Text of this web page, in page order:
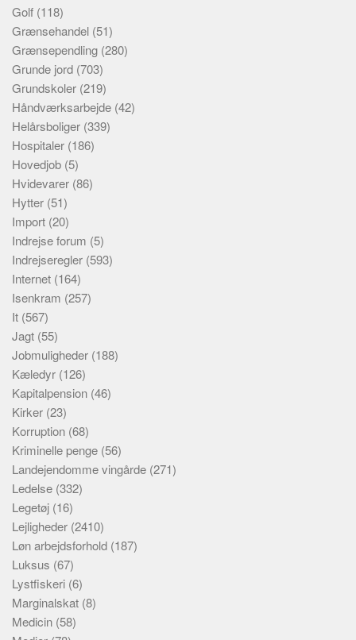
Golf (118)
Grænsehandel (51)
Grænsependling (280)
Grunde jord (703)
Grundskoler (219)
Håndværksarbejde (42)
Helårsboliger (339)
Hospitaler (186)
Hovedjob (5)
Hvidevarer (86)
Hytter (51)
Import (20)
Indrejse forum (5)
Indrejseregler (593)
Internet (164)
Isenkram (257)
It (567)
Jagt (55)
Jobmuligheder (188)
Kæledyr (126)
Kapitalpension (46)
Kirker (23)
Korruption (68)
Kriminelle penge (56)
Landejendomme vingårde (271)
Ledelse (332)
Legetøj (16)
Lejligheder (2410)
Løn arbejdsforhold (187)
Luksus (67)
Lystfiskeri (6)
Marginalskat (8)
Medicin (58)